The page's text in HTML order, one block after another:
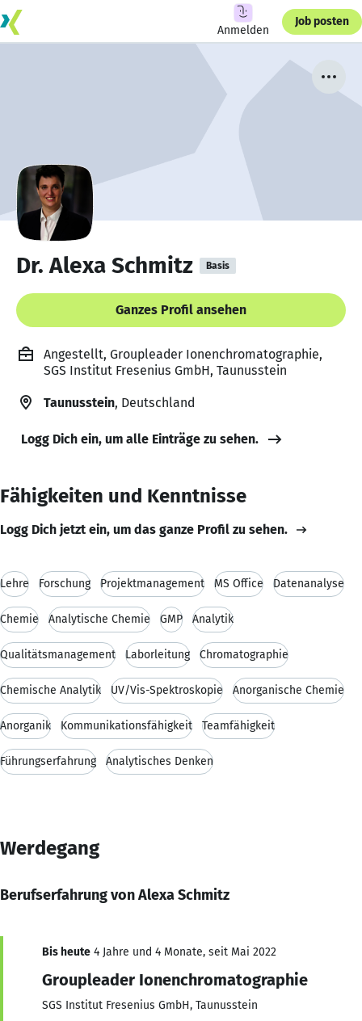
Anmelden
Job posten
Dr. Alexa Schmitz Basis
Ganzes Profil ansehen
Angestellt, Groupleader Ionenchromatographie,
SGS Institut Fresenius GmbH, Taunusstein
Taunusstein, Deutschland
Logg Dich ein, um alle Einträge zu sehen.
Fähigkeiten und Kenntnisse
Logg Dich jetzt ein, um das ganze Profil zu sehen.
Lehre Forschung Projektmanagement MS Office Datenanalyse
Chemie Analytische Chemie GMP Analytik
Qualitätsmanagement Laborleitung Chromatographie
Chemische Analytik UV/Vis-Spektroskopie Anorganische Chemie
Anorganik Kommunikationsfähigkeit Teamfähigkeit
Führungserfahrung Analytisches Denken
Werdegang
Berufserfahrung von Alexa Schmitz
Bis heute 4 Jahre und 4 Monate, seit Mai 2022
Groupleader Ionenchromatographie
SGS Institut Fresenius GmbH, Taunusstein